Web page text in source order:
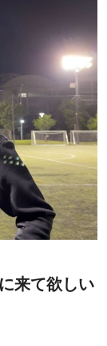
来て欲しい